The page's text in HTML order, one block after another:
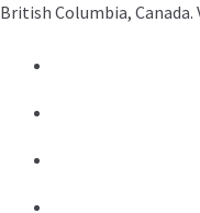
British Columbia, Canada.